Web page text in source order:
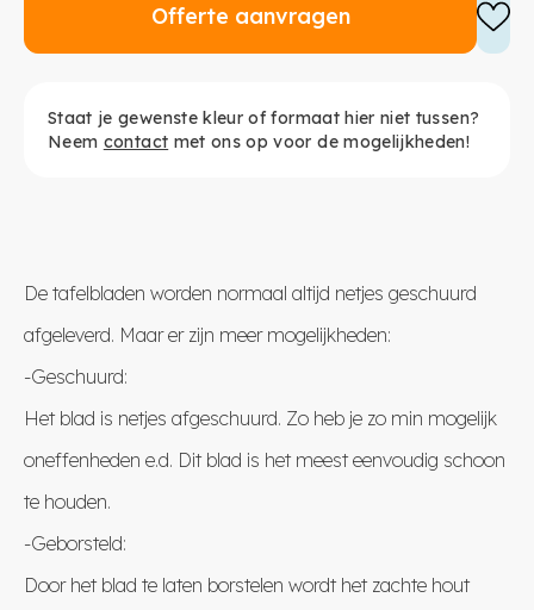
Offerte aanvragen
Staat je gewenste kleur of formaat hier niet tussen?
Neem contact met ons op voor de mogelijkheden!
De tafelbladen worden normaal altijd netjes geschuurd
afgeleverd. Maar er zijn meer mogelijkheden:
-Geschuurd:
Het blad is netjes afgeschuurd. Zo heb je zo min mogelijk
oneffenheden e.d. Dit blad is het meest eenvoudig schoon
te houden.
-Geborsteld:
Door het blad te laten borstelen wordt het zachte hout